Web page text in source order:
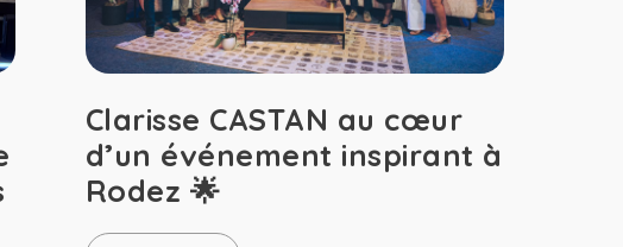
Clarisse CASTAN au cœur
d’un événement inspirant à
Rodez 🌟